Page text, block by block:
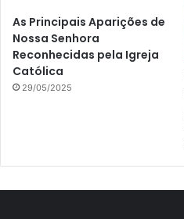
As Principais Aparições de
Nossa Senhora
Reconhecidas pela Igreja
Católica
29/05/2025